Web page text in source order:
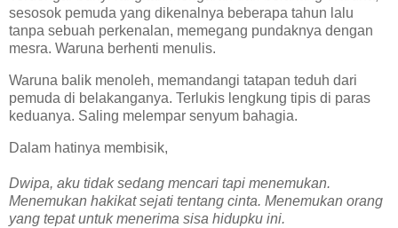
sesosok pemuda yang dikenalnya beberapa tahun lalu
tanpa sebuah perkenalan, memegang pundaknya dengan
mesra. Waruna berhenti menulis.
Waruna balik menoleh, memandangi tatapan teduh dari
pemuda di belakanganya. Terlukis lengkung tipis di paras
keduanya. Saling melempar senyum bahagia.
Dalam hatinya membisik,
Dwipa, aku tidak sedang mencari tapi menemukan.
Menemukan hakikat sejati tentang cinta. Menemukan orang
yang tepat untuk menerima sisa hidupku ini.